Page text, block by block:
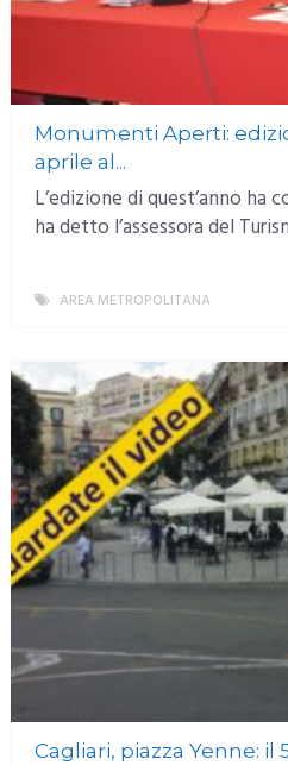
Monumenti Aperti:
aprile al...
L’edizione di quest’anno ha
ha detto l’assessora del
AREA METROPOLITANA
Cagliari, piazza Yenne: il